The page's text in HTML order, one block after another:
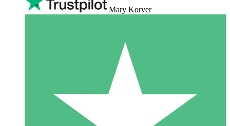
Mary Korver